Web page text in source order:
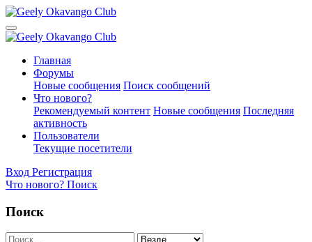
Главная
Форумы
Новые сообщения Поиск сообщений
Что нового?
Рекомендуемый контент Новые сообщения Последняя
активность
Пользователи
Текущие посетители
Вход Регистрация
Что нового? Поиск
Поиск